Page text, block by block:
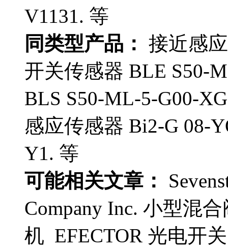
V1131. 等
同类型产品： 接近感
开关传感器 BLE S50-
BLS S50-ML-5-G00-
感应传感器 Bi2-G 08-
Y1. 等
可能相关文章：
Company Inc. 小型混
机 EFECTOR 光电开